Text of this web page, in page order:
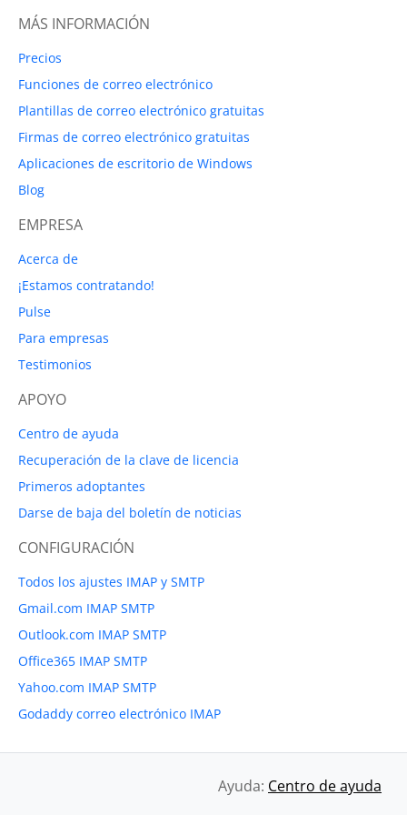
MÁS INFORMACIÓN
Precios
Funciones de correo electrónico
Plantillas de correo electrónico gratuitas
Firmas de correo electrónico gratuitas
Aplicaciones de escritorio de Windows
Blog
EMPRESA
Acerca de
¡Estamos contratando!
Pulse
Para empresas
Testimonios
APOYO
Centro de ayuda
Recuperación de la clave de licencia
Primeros adoptantes
Darse de baja del boletín de noticias
CONFIGURACIÓN
Todos los ajustes IMAP y SMTP
Gmail.com IMAP SMTP
Outlook.com IMAP SMTP
Office365 IMAP SMTP
Yahoo.com IMAP SMTP
Godaddy correo electrónico IMAP
Ayuda: Centro de ayuda